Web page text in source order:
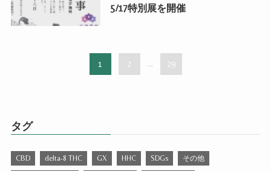
5/17特別展を開催
1 2 ... 29
タグ
CBD delta-8 THC GX HHC SDGs その他